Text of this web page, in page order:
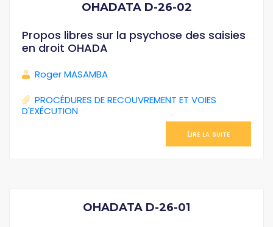
OHADATA D-26-02
Propos libres sur la psychose des saisies
en droit OHADA
Roger MASAMBA
PROCÉDURES DE RECOUVREMENT ET VOIES
D'EXÉCUTION
Lire la suite
OHADATA D-26-01